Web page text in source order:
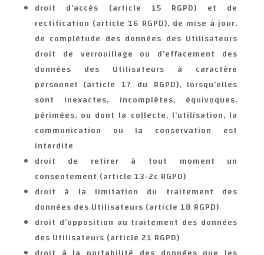
droit d’accès (article 15 RGPD) et de
rectification (article 16 RGPD), de mise à jour,
de complétude des données des Utilisateurs
droit de verrouillage ou d’effacement des
données des Utilisateurs à caractère
personnel (article 17 du RGPD), lorsqu’elles
sont inexactes, incomplètes, équivoques,
périmées, ou dont la collecte, l’utilisation, la
communication ou la conservation est
interdite
droit de retirer à tout moment un
consentement (article 13-2c RGPD)
droit à la limitation du traitement des
données des Utilisateurs (article 18 RGPD)
droit d’opposition au traitement des données
des Utilisateurs (article 21 RGPD)